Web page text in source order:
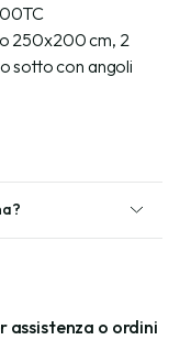
250x200 cm, 2
sotto con angoli
assistenza o ordini